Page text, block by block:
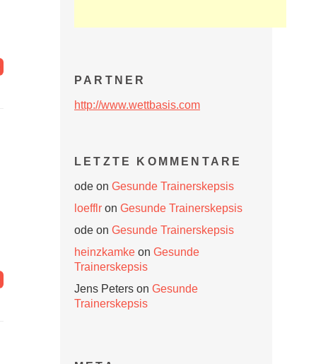
PARTNER
http://www.wettbasis.com
LETZTE KOMMENTARE
ode on Gesunde Trainerskepsis
loefflr on Gesunde Trainerskepsis
ode on Gesunde Trainerskepsis
heinzkamke on Gesunde
Trainerskepsis
Jens Peters on Gesunde
Trainerskepsis